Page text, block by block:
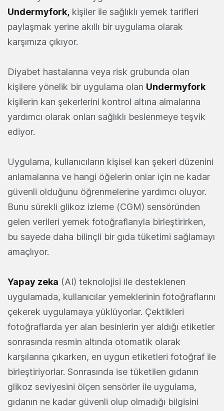
Undermyfork, kişiler ile sağlıklı yemek tarifleri
paylaşmak yerine akıllı bir uygulama olarak
karşımıza çıkıyor.
Diyabet hastalarına veya risk grubunda olan
kişilere yönelik bir uygulama olan Undermyfork
kişilerin kan şekerlerini kontrol altına almalarına
yardımcı olarak onları sağlıklı beslenmeye teşvik
ediyor.
Uygulama, kullanıcıların kişisel kan şekeri düzenini
anlamalarına ve hangi öğelerin onlar için ne kadar
güvenli olduğunu öğrenmelerine yardımcı oluyor.
Bunu sürekli glikoz izleme (CGM) sensöründen
gelen verileri yemek fotoğraflarıyla birleştirirken,
bu sayede daha bilinçli bir gıda tüketimi sağlamayı
amaçlıyor.
Yapay zeka (AI) teknolojisi ile desteklenen
uygulamada, kullanıcılar yemeklerinin fotoğraflarını
çekerek uygulamaya yüklüyorlar. Çektikleri
fotoğraflarda yer alan besinlerin yer aldığı etiketler
sonrasında resmin altında otomatik olarak
karşılarına çıkarken, en uygun etiketleri fotoğraf ile
birleştiriyorlar. Sonrasında ise tüketilen gıdanın
glikoz seviyesini ölçen sensörler ile uygulama,
gıdanın ne kadar güvenli olup olmadığı bilgisini